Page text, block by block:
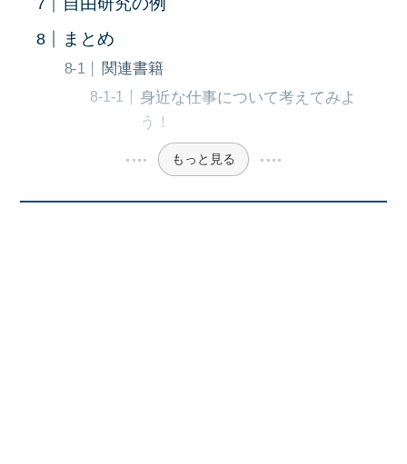
まとめ
関連書籍
身近な仕事について考えてみよ
う！
もっと見る